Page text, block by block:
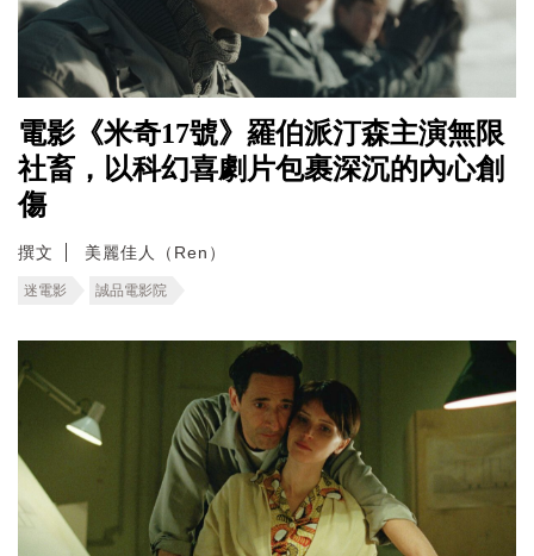
電影《米奇17號》羅伯派汀森主演無限
社畜，以科幻喜劇片包裹深沉的內心創
傷
撰文 美麗佳人（Ren）
迷電影 誠品電影院